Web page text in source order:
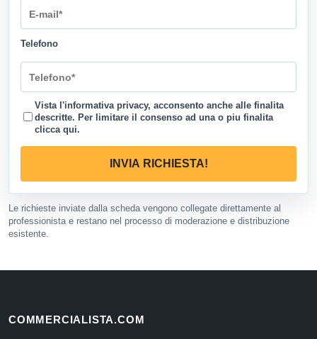
Telefono
Vista l'informativa privacy, acconsento anche alle finalita
descritte. Per limitare il consenso ad una o piu finalita
clicca qui.
INVIA RICHIESTA!
Le richieste inviate dalla scheda vengono collegate direttamente al
professionista e restano nel processo di moderazione e distribuzione
esistente.
COMMERCIALISTA.COM